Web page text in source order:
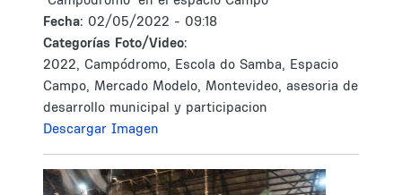
Fecha: 02/05/2022 - 09:18
Categorías Foto/Video:
2022, Campódromo, Escola do Samba, Espacio
Campo, Mercado Modelo, Montevideo, asesoria de
desarrollo municipal y participacion
Descargar Imagen